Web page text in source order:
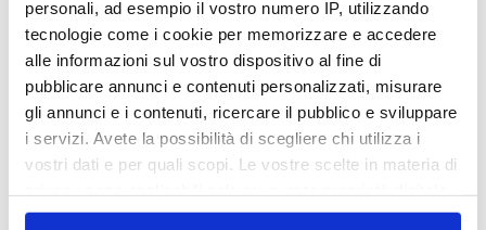
personali, ad esempio il vostro numero IP, utilizzando
tecnologie come i cookie per memorizzare e accedere
alle informazioni sul vostro dispositivo al fine di
pubblicare annunci e contenuti personalizzati, misurare
gli annunci e i contenuti, ricercare il pubblico e sviluppare
i servizi. Avete la possibilità di scegliere chi utilizza i
vostri dati e per quali scopi. Le vostre scelte in materia di
in cui avete effettuato le vostre scelte. È possibile
COMUNICAZIONE ESITO GARA 21/2420 –
PROCEDURA NEGOZIATA PER LA
DEFINIZIONE DI UN ACCORDO QUADRO
PER L’AFFIDAMENTO DEL “SERVIZIO DI
PRELIEVO, TRASPORTO E SCARICO DI
RIFIUTI LIQUIDI, DI PULIZIA IMPIANTI DI
DEPURAZIONE, DI POTABILIZZAZIONE E